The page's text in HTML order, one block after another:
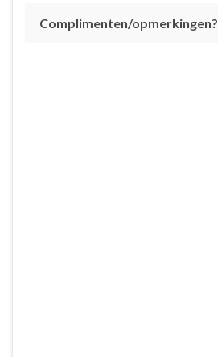
Complimenten/